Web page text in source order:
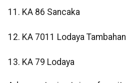
11. KA 86 Sancaka
12. KA 7011 Lodaya Tambahan
13. KA 79 Lodaya